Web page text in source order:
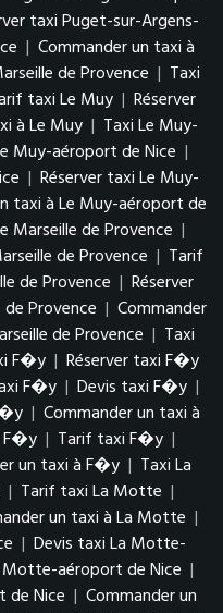
taxi Puget-sur-Argens-
| Commander un taxi à
de Provence | Taxi
taxi Le Muy | Réserver
à Le Muy | Taxi Le Muy-
Muy-aéroport de Nice |
| Réserver taxi Le Muy-
taxi à Le Muy-aéroport de
Marseille de Provence |
de Provence | Tarif
de Provence | Réserver
Provence | Commander
de Provence | Taxi
F�y | Réserver taxi F�y
F�y | Devis taxi F�y |
| Commander un taxi à
F�y | Tarif taxi F�y |
un taxi à F�y | Taxi La
| Tarif taxi La Motte |
un taxi à La Motte |
| Devis taxi La Motte-
aéroport de Nice |
de Nice | Commander un